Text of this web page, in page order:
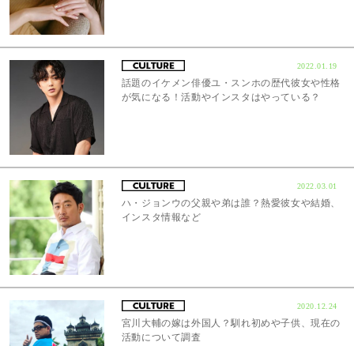
2022.01.19
話題のイケメン俳優ユ・スンホの歴代彼女や性格
が気になる！活動やインスタはやっている？
2022.03.01
ハ・ジョンウの父親や弟は誰？熱愛彼女や結婚、
インスタ情報など
2020.12.24
宮川大輔の嫁は外国人？馴れ初めや子供、現在の
活動について調査